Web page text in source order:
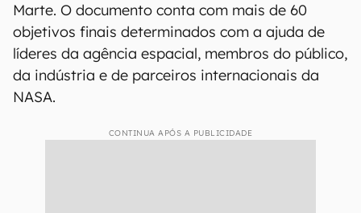
Marte. O documento conta com mais de 60
objetivos finais determinados com a ajuda de
líderes da agência espacial, membros do público,
da indústria e de parceiros internacionais da
NASA.
CONTINUA APÓS A PUBLICIDADE